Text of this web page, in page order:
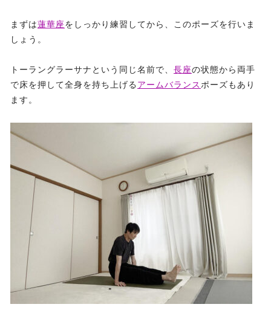
まずは蓮華座をしっかり練習してから、このポーズを行いま
しょう。
トーラングラーサナという同じ名前で、 長座の状態から両手
で床を押して全身を持ち上げる アームバランス ポーズもあり
ます。